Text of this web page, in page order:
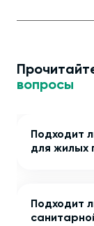
вопросы
Подходит
для жилых
Подходит